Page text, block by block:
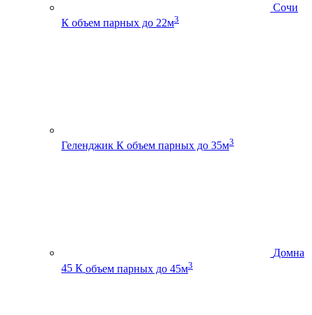
Сочи
К объем парных до 22м3
Геленджик К объем парных до 35м3
Домна
45 К объем парных до 45м3